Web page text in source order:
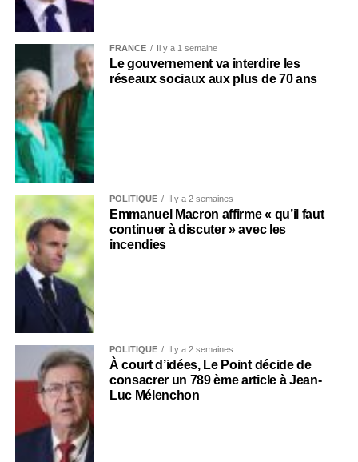
FRANCE Il y a 1 semaine
Le gouvernement va interdire les
réseaux sociaux aux plus de 70 ans
POLITIQUE Il y a 2 semaines
Emmanuel Macron affirme « qu’il faut
continuer à discuter » avec les
incendies
POLITIQUE Il y a 2 semaines
À court d’idées, Le Point décide de
consacrer un 789 ème article à Jean-
Luc Mélenchon